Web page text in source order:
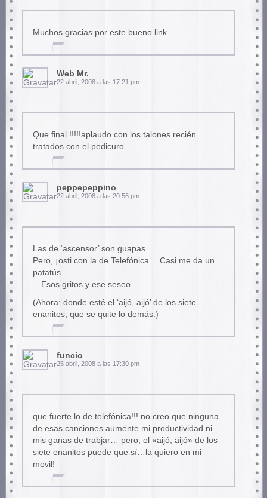
Muchos gracias por este bueno link.
Web Mr.
22 abril, 2008 a las 17:21 pm
Que final !!!!!aplaudo con los talones recién
tratados con el pedicuro
peppepeppino
22 abril, 2008 a las 20:56 pm
Las de ‘ascensor’ son guapas.
Pero, ¡osti con la de Telefónica… Casi me da un
patatús.
…Esos gritos y ese seseo…
(Ahora: donde esté el ‘aijó, aijó’ de los siete
enanitos, que se quite lo demás.)
funcio
25 abril, 2008 a las 17:30 pm
que fuerte lo de telefónica!!! no creo que ninguna
de esas canciones aumente mi productividad ni
mis ganas de trabjar… pero, el «aijó, aijó» de los
siete enanitos puede que sí…la quiero en mi
movil!